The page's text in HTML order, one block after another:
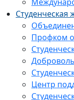
Студенческая
Профком
Центр